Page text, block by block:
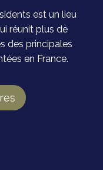
est un lieu
réunit plus de
des principales
en France.